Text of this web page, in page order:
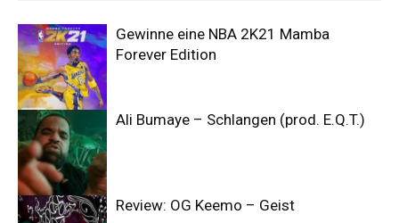
Gewinne eine NBA 2K21 Mamba
Forever Edition
Ali Bumaye – Schlangen (prod. E.Q.T.)
Review: OG Keemo – Geist